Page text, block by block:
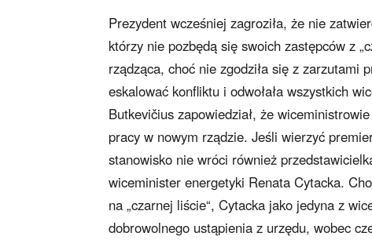
Prezydent wcześniej zagroziła, że nie
którzy nie pozbędą się swoich zastępców z
rządząca, choć nie zgodziła się z zarzutami
eskalować konfliktu i odwołała wszystkich
Butkevičius zapowiedział, że
pracy w nowym rządzie. Jeśli wierzyć
stanowisko nie wróci również
wiceminister energetyki Renata Cytacka.
na „czarnej liście“, Cytacka jako jedyna z
dobrowolnego ustąpienia z urzędu, wobec